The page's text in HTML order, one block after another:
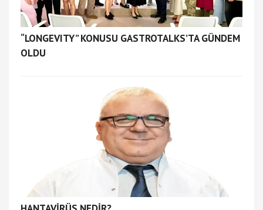
“LONGEVITY” KONUSU GASTROTALKS’TA GÜNDEM
OLDU